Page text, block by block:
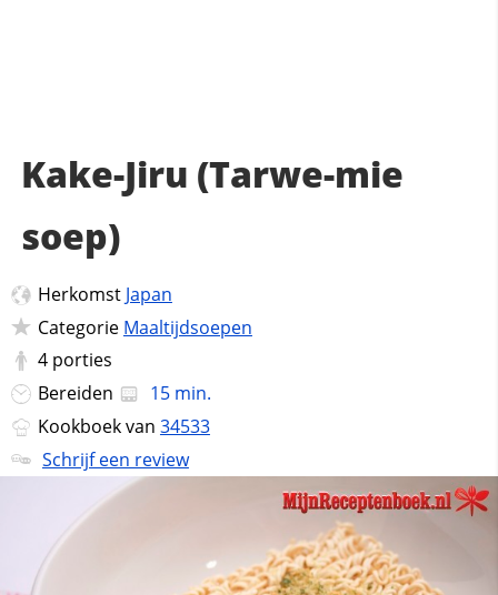
Kake-Jiru (Tarwe-mie
soep)
Herkomst Japan
Categorie Maaltijdsoepen
4 porties
Bereiden
15 min.
Kookboek van 34533
Schrijf een review